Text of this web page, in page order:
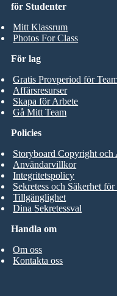
för Studenter
Mitt Klassrum
Photos For Class
För lag
Gratis Provperiod för
Affärsresurser
Skapa för Arbete
Gå Mitt Team
Handla om
Om oss
Kontakta oss
Policies
Storyboard Copyright och
Användarvillkor
Integritetspolicy
Sekretess och Säkerhet
Tillgänglighet
Dina Sekretessval